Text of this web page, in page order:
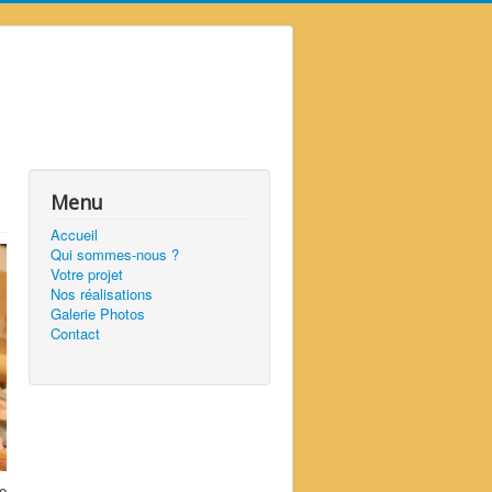
Menu
Accueil
Qui sommes-nous ?
Votre projet
Nos réalisations
Galerie Photos
Contact